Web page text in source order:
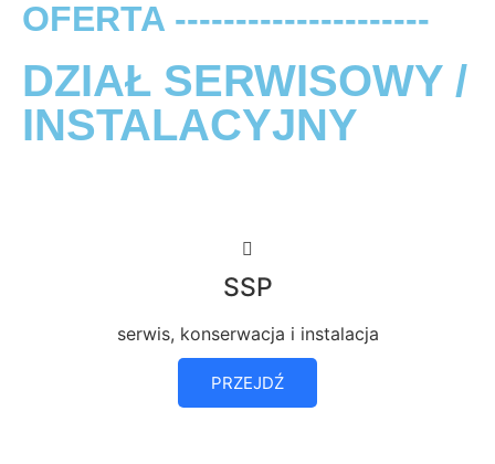
OFERTA ---------------------
DZIAŁ SERWISOWY /
INSTALACYJNY
SSP
serwis, konserwacja i instalacja
PRZEJDŹ